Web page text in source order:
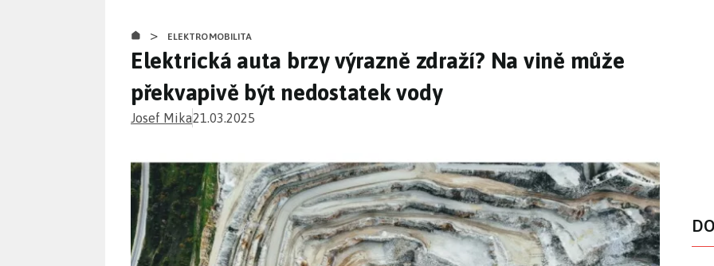
> ELEKTROMOBILITA
Elektrická auta brzy výrazně zdraží? Na vině může
překvapivě být nedostatek vody
Josef Mika21.03.2025